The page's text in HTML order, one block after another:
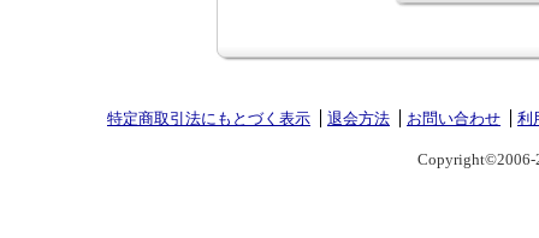
特定商取引法にもとづく表示 退会方法 お問い合わせ 利
Copyright©2006-